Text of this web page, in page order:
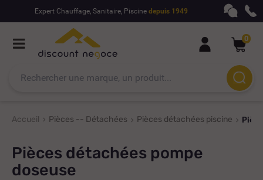
Expert Chauffage, Sanitaire, Piscine depuis 1949
0
Accueil Pièces -- Détachées Pièces détachées piscine
Pièces détachées pompe
doseuse